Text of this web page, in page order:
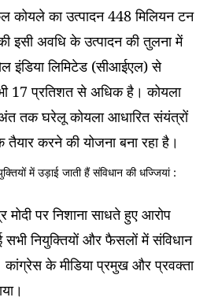
का उत्पादन 448 मिलियन टन
इसी अवधि के उत्पादन की तुलना में
इंडिया लिमिटेड (सीआईएल) से
17 प्रतिशत से अधिक है। कोयला
तक घरेलू कोयला आधारित संयंत्रों
करने की योजना बना रहा है।
में उड़ाई जाती हैं संविधान की धज्जियां :
मोदी पर निशाना साधते हुए आरोप
सभी नियुक्तियों और फैसलों में संविधान
कांग्रेस के मीडिया प्रमुख और प्रवक्ता